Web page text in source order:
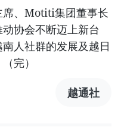
席、Motiti集团董事长
协会不断迈上新台
人社群的发展及越日
完）
越通社